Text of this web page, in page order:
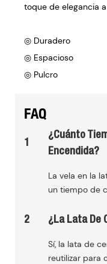
toque de elegancia
◎ Duradero
◎ Espacioso
◎ Pulcro
FAQ
1
¿Cuánto
Encendida?
La vela en la
un tiempo de
2 ¿La Lata De
Sí, la lata de
reutilizar para